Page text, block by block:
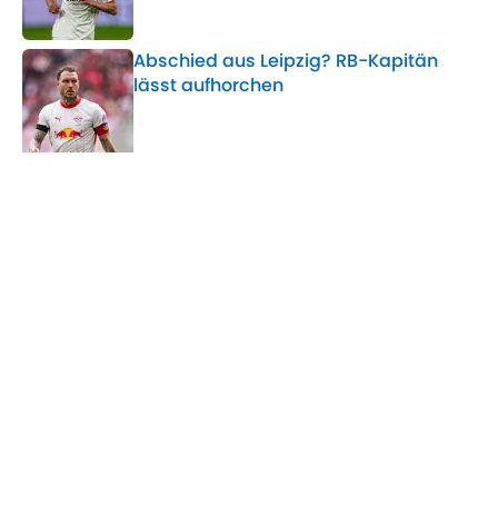
Abschied aus Leipzig? RB-Kapitän
lässt aufhorchen
Published by on Invalid Date